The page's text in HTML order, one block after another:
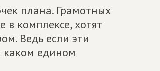
плана. Грамотных
в комплексе, хотят
Ведь если эти
каком едином